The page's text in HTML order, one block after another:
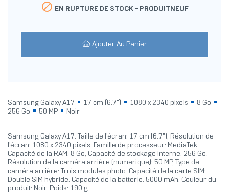
 EN RUPTURE DE STOCK - PRODUITNEUF
Ajouter Au Panier
Samsung Galaxy A17 17 cm (6.7") 1080 x 2340 pixels
8 Go
256 Go
50 MP Noir
Samsung Galaxy A17. Taille de l'écran: 17 cm (6.7"), Résolution de
l'écran: 1080 x 2340 pixels. Famille de processeur: MediaTek.
Capacité de la RAM: 8 Go, Capacité de stockage interne: 256 Go.
Résolution de la caméra arrière (numerique): 50 MP, Type de
caméra arrière: Trois modules photo. Capacité de la carte SIM:
Double SIM hybride. Capacité de la batterie: 5000 mAh. Couleur du
produit: Noir. Poids: 190 g